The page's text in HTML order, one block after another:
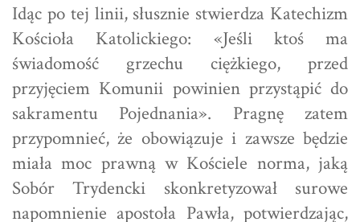
Idąc po tej linii, słusznie stwierdza Katechizm
Kościoła Katolickiego: «Jeśli ktoś ma
świadomość grzechu ciężkiego, przed
przyjęciem Komunii powinien przystąpić do
sakramentu Pojednania». Pragnę zatem
przypomnieć, że obowiązuje i zawsze będzie
miała moc prawną w Kościele norma, jaką
Sobór Trydencki skonkretyzował surowe
napomnienie apostoła Pawła, potwierdzając,